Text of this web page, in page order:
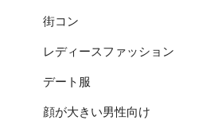
街コン
レディースファッション
デート服
顔が大きい男性向け